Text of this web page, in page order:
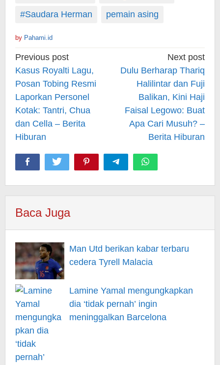
#Saudara Herman
pemain asing
by Pahami.id
Post
navigation
Previous post
Kasus Royalti Lagu,
Posan Tobing Resmi
Laporkan Personel
Kotak: Tantri, Chua
dan Cella – Berita
Hiburan
Next post
Dulu Berharap Thariq
Halilintar dan Fuji
Balikan, Kini Haji
Faisal Legowo: Buat
Apa Cari Musuh? –
Berita Hiburan
Baca Juga
Man Utd berikan kabar terbaru
cedera Tyrell Malacia
Lamine Yamal mengungkapkan
dia ‘tidak pernah’ ingin
meninggalkan Barcelona